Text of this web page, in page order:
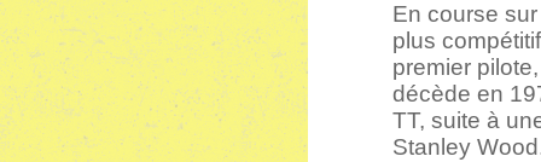
En course
plus
premier
décède en
TT, suite à
Stanley